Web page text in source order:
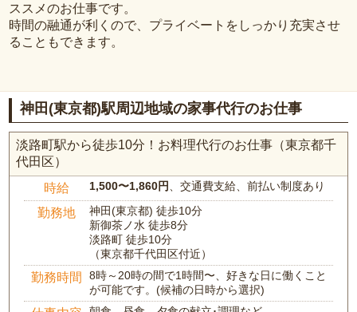
ススメのお仕事です。
時間の融通が利くので、プライベートをしっかり充実させ
ることもできます。
神田(東京都)駅周辺地域の家事代行のお仕事
淡路町駅から徒歩10分！お料理代行のお仕事（東京都千
代田区）
時給 1,500〜1,860円、交通費支給、前払い制度あり
勤務地
神田(東京都) 徒歩10分
新御茶ノ水 徒歩8分
淡路町 徒歩10分
（東京都千代田区付近）
勤務時間
8時～20時の間で1時間〜、好きな日に働くこと
が可能です。(候補の日時から選択)